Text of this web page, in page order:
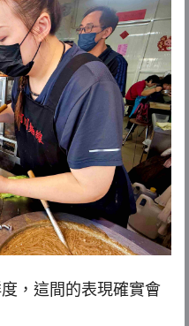
，這間的表現確實會